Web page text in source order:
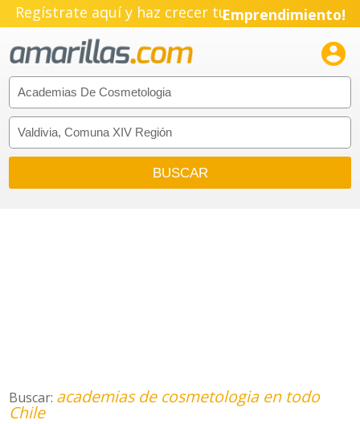
Regístrate aquí y haz crecer tuEmprendimiento!

Buscar: academias de cosmetologia en todo
Chile